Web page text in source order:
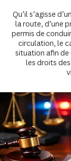
Qu’il s’agisse
la route, d’une
permis de
circulation, le
situation afin
les droits